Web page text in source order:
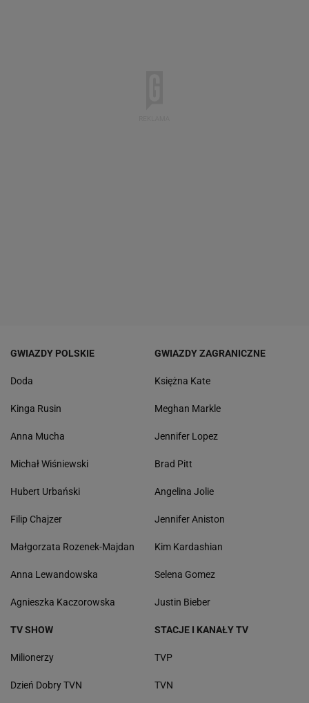
GWIAZDY POLSKIE
Doda
Kinga Rusin
Anna Mucha
Michał Wiśniewski
Hubert Urbański
Filip Chajzer
Małgorzata Rozenek-Majdan
Anna Lewandowska
Agnieszka Kaczorowska
GWIAZDY ZAGRANICZNE
Księżna Kate
Meghan Markle
Jennifer Lopez
Brad Pitt
Angelina Jolie
Jennifer Aniston
Kim Kardashian
Selena Gomez
Justin Bieber
TV SHOW
Milionerzy
Dzień Dobry TVN
STACJE I KANAŁY TV
TVP
TVN